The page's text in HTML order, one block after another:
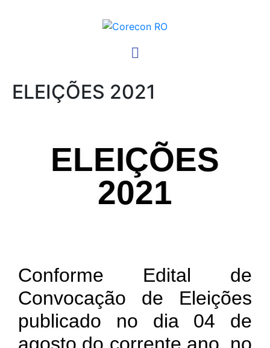
ELEIÇÕES 2021
ELEIÇÕES
2021
Conforme Edital de
Convocação de Eleições
publicado no dia 04 de
agosto do corrente ano, no